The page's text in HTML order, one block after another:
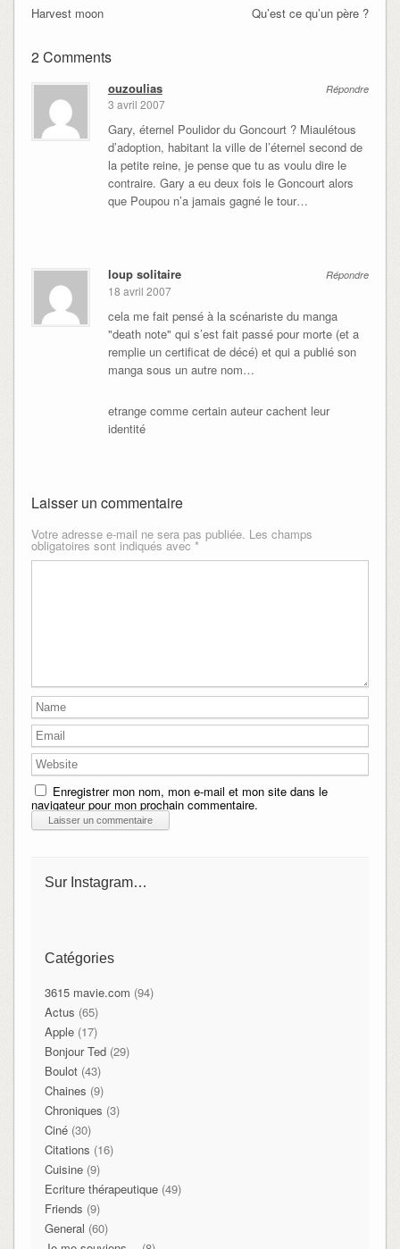
Qu’est ce qu’un père ?
Harvest moon
2 Comments
Répondre
ouzoulias
3 avril 2007
Gary, éternel Poulidor du Goncourt ? Miaulétous
d’adoption, habitant la ville de l’éternel second de
la petite reine, je pense que tu as voulu dire le
contraire. Gary a eu deux fois le Goncourt alors
que Poupou n’a jamais gagné le tour…
Répondre
loup solitaire
18 avril 2007
cela me fait pensé à la scénariste du manga
"death note" qui s’est fait passé pour morte (et a
remplie un certificat de décé) et qui a publié son
manga sous un autre nom…
etrange comme certain auteur cachent leur
identité
Laisser un commentaire
Votre adresse e-mail ne sera pas publiée. Les champs
obligatoires sont indiqués avec *
Enregistrer mon nom, mon e-mail et mon site dans le
navigateur pour mon prochain commentaire.
Sur Instagram…
Catégories
3615 mavie.com (94)
Actus (65)
Apple(17)
Bonjour Ted(29)
Boulot(43)
Chaines (9)
Chroniques (3)
Ciné(30)
Citations (16)
Cuisine(9)
Ecriture thérapeutique(49)
Friends (9)
General (60)